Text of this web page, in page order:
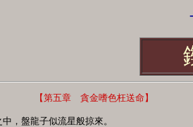
-
貪金嗜色枉送命】
，盤龍子似流星般掠來。